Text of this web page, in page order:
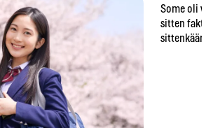
Some oli
sitten
sittenkään